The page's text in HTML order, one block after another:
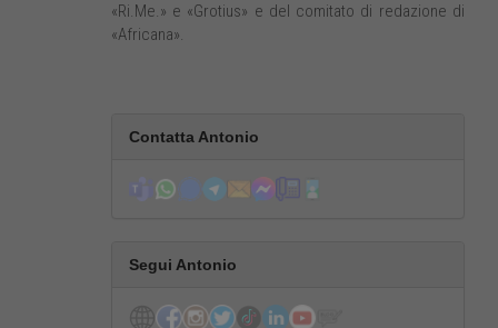
«Ri.Me.» e «Grotius» e del comitato di redazione di
«Africana».
Contatta Antonio
Segui Antonio